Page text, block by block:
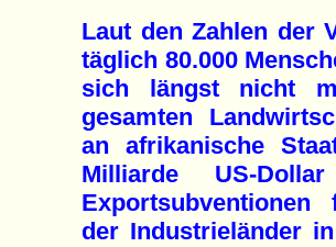
Laut den Zahlen der
täglich 80.000
sich längst nicht
gesamten
an afrikanische
Milliarde US-
der Industrieländer